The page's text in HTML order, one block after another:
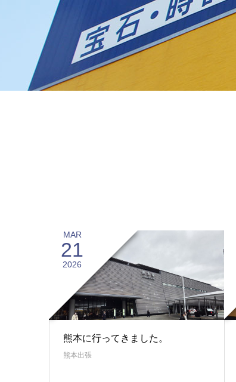
MAR
21
2026
熊本に行ってきました。
熊本出張